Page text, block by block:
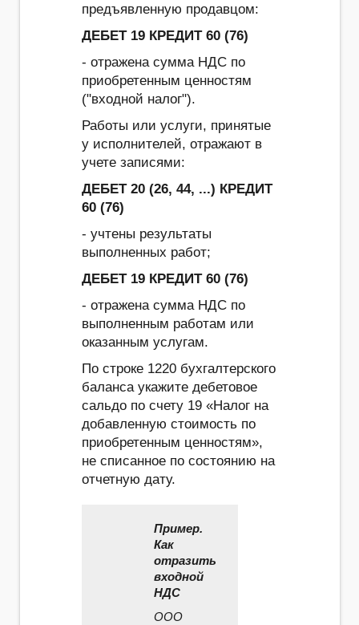
предъявленную продавцом:
ДЕБЕТ 19 КРЕДИТ 60 (76)
- отражена сумма НДС по
приобретенным ценностям
("входной налог").
Работы или услуги, принятые
у исполнителей, отражают в
учете записями:
ДЕБЕТ 20 (26, 44, ...) КРЕДИТ
60 (76)
- учтены результаты
выполненных работ;
ДЕБЕТ 19 КРЕДИТ 60 (76)
- отражена сумма НДС по
выполненным работам или
оказанным услугам.
По строке 1220 бухгалтерского
баланса укажите дебетовое
сальдо по счету 19 «Налог на
добавленную стоимость по
приобретенным ценностям»,
не списанное по состоянию на
отчетную дату.
Пример.
Как
отразить
входной
НДС
ООО